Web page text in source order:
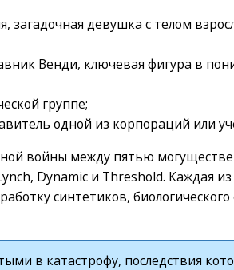
девушка с телом
Венди, ключевая фигура в
группе;
одной из корпораций или
войны между пятью
Dynamic и Threshold. Каждая из
синтетиков,
в катастрофу, последствия